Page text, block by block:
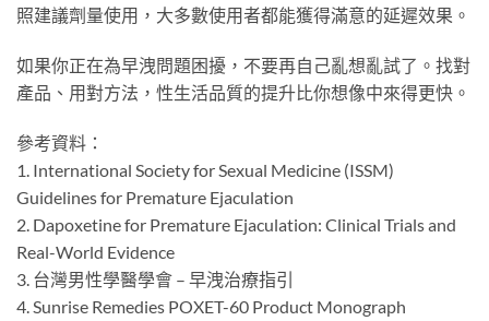
照建議劑量使用，大多數使用者都能獲得滿意的延遲效果。
如果你正在為早洩問題困擾，不要再自己亂想亂試了。找對
產品、用對方法，性生活品質的提升比你想像中來得更快。
參考資料：
1. International Society for Sexual Medicine (ISSM)
Guidelines for Premature Ejaculation
2. Dapoxetine for Premature Ejaculation: Clinical Trials and
Real-World Evidence
3. 台灣男性學醫學會 – 早洩治療指引
4. Sunrise Remedies POXET-60 Product Monograph